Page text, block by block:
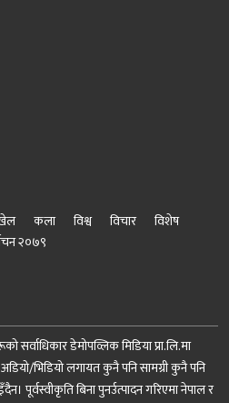
कला विश्व विचार
विशेष
२०७९
सर्वाधिकार डेमोपव्लिक मिडिया प्रा.लि.मा
भिडियो लगायत कुनै पनि सामग्री कुनै पनि
पूर्वस्वीकृति बिना पुनर्उत्पादन गरिएमा नेपाल र